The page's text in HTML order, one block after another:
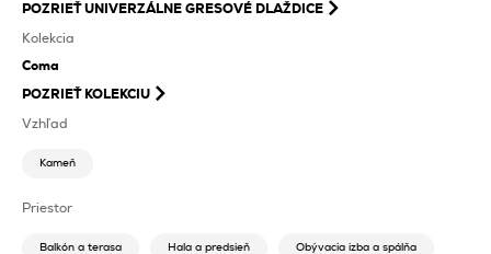
POZRIEŤUNIVERZÁLNE GRESOVÉ DLAŽDICE
Kolekcia
Coma
POZRIEŤ KOLEKCIU
Vzhľad
Kameň
Priestor
Balkón a terasa Hala a predsieň Obývacia izba a spálňa